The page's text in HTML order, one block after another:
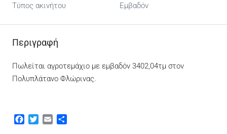
Τύπος ακινήτου
Εμβαδόν
Περιγραφή
Πωλείται αγροτεμάχιο με εμβαδόν 3402,04τμ στον
Πολυπλάτανο Φλώρινας.
Facebook
TwitterEmail